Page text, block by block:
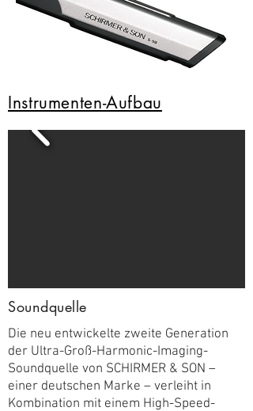
Instrumenten-Aufbau
Soundquelle
Die neu entwickelte zweite Generation
der Ultra-Groß-Harmonic-Imaging-
Soundquelle von SCHIRMER & SON –
einer deutschen Marke – verleiht in
Kombination mit einem High-Speed-